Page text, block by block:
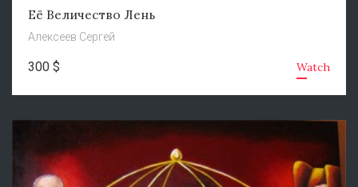
Её Величество Лень
Алексеев Сергей
300 $ Watch